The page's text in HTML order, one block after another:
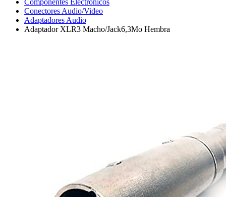
Componentes Electrónicos
Conectores Audio/Video
Adaptadores Audio
Adaptador XLR3 Macho/Jack6,3Mo Hembra